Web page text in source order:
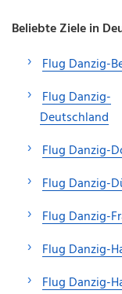
Beliebte Ziele in
Flug Danzig-
Flug Danzig-
Deutschland
Flug Danzig-
Flug Danzig-
Flug Danzig-
Flug Danzig-
Flug Danzig-